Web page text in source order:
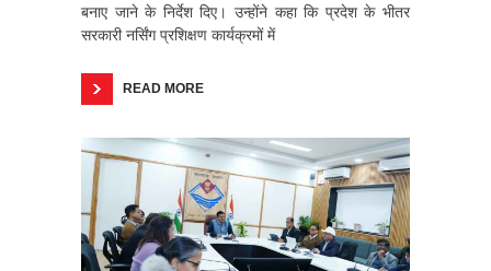
बनाए जाने के निर्देश दिए। उन्होंने कहा कि प्रदेश के भीतर
सरकारी नर्सिंग प्रशिक्षण कार्यक्रमों में
READ MORE